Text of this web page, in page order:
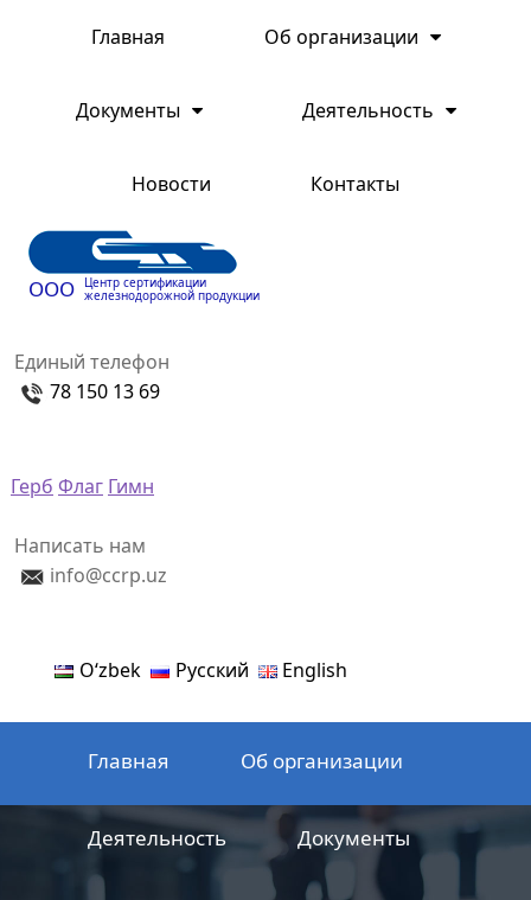
Главная Об организации
Документы Деятельность
Новости Контакты
ООО Центр сертификации
железнодорожной продукции
Единый телефон
78 150 13 69
Герб Флаг Гимн
Написать нам
info@ccrp.uz
Oʻzbek Русский English
Главная Об организации
Деятельность Документы